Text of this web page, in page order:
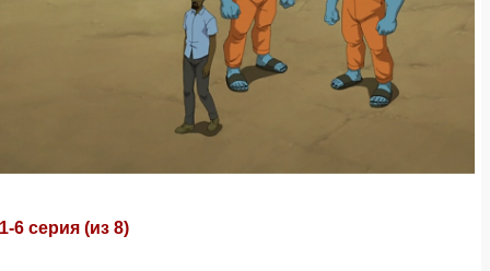
1-6 серия (из 8)